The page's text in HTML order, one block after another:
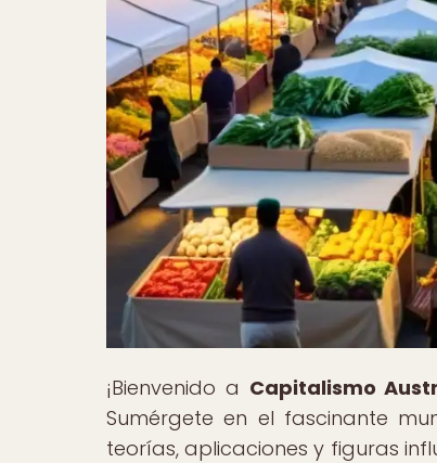
¡Bienvenido a Capitalismo
Sumérgete en el fascinante
teorías, aplicaciones y figuras